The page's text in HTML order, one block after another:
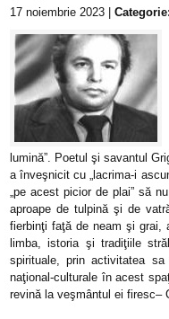
17 noiembrie 2023 |
lumină”. Poetul şi savantul
a înveşnicit cu „lacrima-i
„pe acest picior de plai” să
aproape de tulpină şi de
fierbinţi faţă de neam şi grai,
limba, istoria şi tradiţiile
spirituale, prin activitatea
naţional-culturale în acest
revină la veşmântul ei firesc–